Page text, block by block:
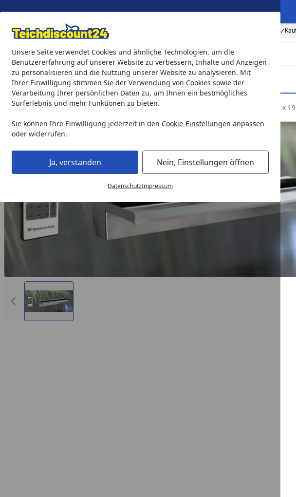
Unsere Seite verwendet Cookies und ähnliche Technologien, um die
Benutzererfahrung auf unserer Website zu verbessern, Inhalte und Anzeigen
zu personalisieren und die Nutzung unserer Website zu analysieren. Mit
Ihrer Einwilligung stimmen Sie der Verwendung von Cookies sowie der
Verarbeitung Ihrer persönlichen Daten zu, um Ihnen ein bestmögliches
Surferlebnis und mehr Funktionen zu bieten.
Sie können Ihre Einwilligung jederzeit in den Cookie-Einstellungen anpassen
oder widerrufen.
Ja, verstanden Nein, Einstellungen öffnen
DatenschutzImpressum
Eigene Montage-Teams
Teichprodukte Aquaristik Söll Teichpflege & Fischfutter
Gardenforma Wasserfall Wall inkl. LED Beleuchtung RGB mit Fernbedienung 90 x
Vorheriges Bild anzeigen